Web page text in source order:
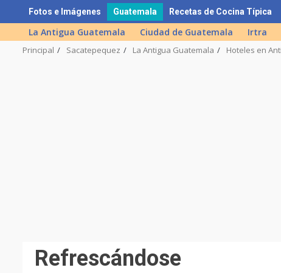
to
content
Fotos e Imágenes Guatemala Recetas de Cocina Típica
La Antigua Guatemala Ciudad de Guatemala Irtra
Principal Sacatepequez La Antigua Guatemala Hoteles en
Refrescándose